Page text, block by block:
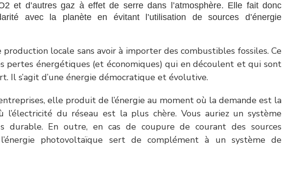
et d’autres gaz à effet de serre dans l’atmosphère. Elle fait donc
avec la planète en évitant l’utilisation de sources d’énergie
locale sans avoir à importer des combustibles fossiles. Ce
pertes énergétiques (et économiques) qui en découlent et qui sont
Il s’agit d’une énergie démocratique et évolutive.
elle produit de l’énergie au moment où la demande est la
du réseau est la plus chère. Vous auriez un système
durable. En outre, en cas de coupure de courant des sources
photovoltaïque sert de complément à un système de